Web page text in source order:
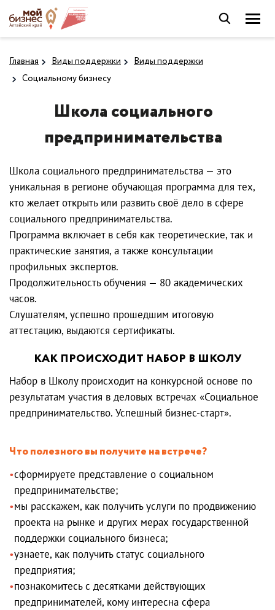
Главная Виды поддержки
Виды поддержки
Социальному бизнесу
Школа социального
предпринимательства
Школа социального предпринимательства — это
уникальная в регионе обучающая программа для тех,
кто желает открыть или развить своё дело в сфере
социального предпринимательства.
Программа включает в себя как теоретические, так и
практические занятия, а также консультации
профильных экспертов.
Продолжительность обучения — 80 академических
часов.
Слушателям, успешно прошедшим итоговую
аттестацию, выдаются сертификаты.
КАК ПРОИСХОДИТ НАБОР В ШКОЛУ
Набор в Школу происходит на конкурсной основе по
результатам участия в деловых встречах «Социальное
предпринимательство. Успешный бизнес-старт».
Что полезного вы получите на встрече?
сформируете представление о социальном
предпринимательстве;
мы расскажем, как получить услуги по продвижению
проекта на рынке и других мерах государственной
поддержки социального бизнеса;
узнаете, как получить статус социального
предприятия;
познакомитесь с десятками действующих
предпринимателей, кому интересна сфера